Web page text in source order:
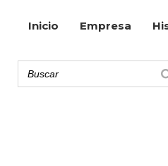
Inicio Empresa